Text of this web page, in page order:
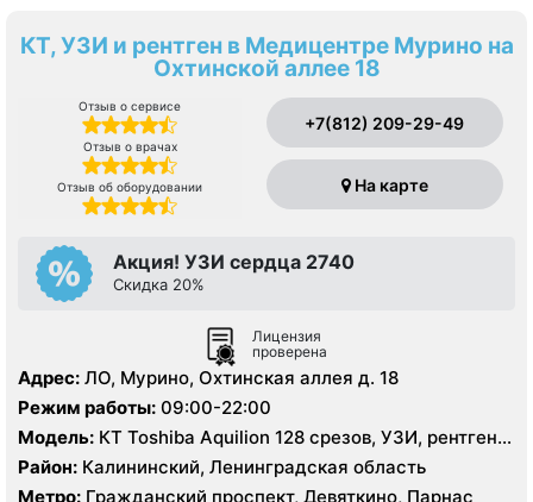
КТ, УЗИ и рентген в Медицентре Мурино на
Охтинской аллее 18
Отзыв о сервисе
Отзыв о врачах
Отзыв об оборудовании
+7(812) 209-29-49
На карте
Акция! УЗИ сердца 2740
Скидка 20%
Лицензия
проверена
Адрес: ЛО, Мурино, Охтинская аллея д. 18
Режим работы: 09:00-22:00
Модель: КТ Toshiba Aquilion 128 срезов, УЗИ, рентген
цифровой
Район: Калининский, Ленинградская область
Метро: Гражданский проспект, Девяткино, Парнас